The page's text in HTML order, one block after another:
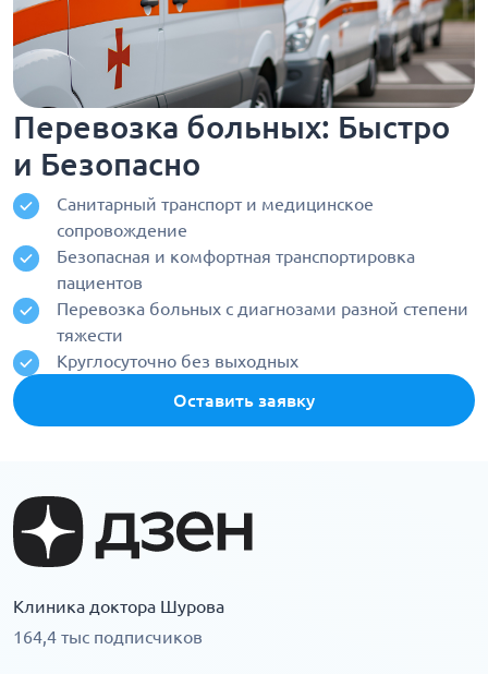
Перевозка больных: Быстро
и Безопасно
Санитарный транспорт и медицинское
сопровождение
Безопасная и комфортная транспортировка
пациентов
Перевозка больных с диагнозами разной степени
тяжести
Круглосуточно без выходных
Оставить заявку
Клиника доктора Шурова
164,4 тыс подписчиков